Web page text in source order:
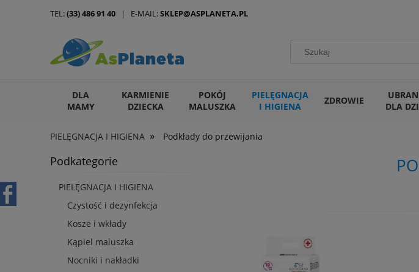
DLA
MAMY
KARMIENIE
DZIECKA
POKÓJ
MALUSZKA
PIELĘGNACJA
I HIGIENA
ZDROWIE
DLA
ARTYKUŁY DLA ZWIERZĄT
PIELĘGNACJA I HIGIENA » Podkłady do przewijania
TEL:(33) 486 91 40 | E-MAIL:SKLEP@ASPLANETA.PL
Podkategorie
PIELĘGNACJA I HIGIENA
Czystość i dezynfekcja
Kosze i wkłady
Kąpiel maluszka
Nocniki i nakładki